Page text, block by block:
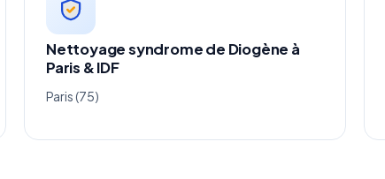
Nettoyage syndrome de Diogène à
Paris & IDF
Paris (75)